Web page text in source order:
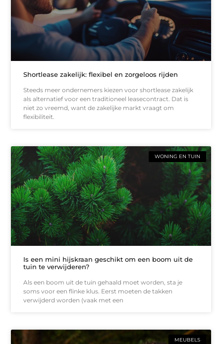
Shortlease zakelijk: flexibel en zorgeloos rijden
Steeds meer ondernemers kiezen voor shortlease zakelijk
als alternatief voor een traditioneel leasecontract. Dat is
niet zo vreemd, want de zakelijke markt vraagt om
flexibiliteit.
WONING EN TUIN
Is een mini hijskraan geschikt om een boom uit de
tuin te verwijderen?
Als een boom uit de tuin gehaald moet worden, sta je
soms voor een flinke klus. Eerst moeten de takken
verwijderd worden (vaak met een
MEUBELS